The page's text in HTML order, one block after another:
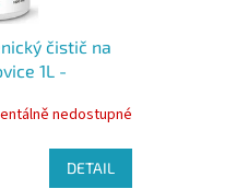
čistič na
1L -
nedostupné
DETAIL